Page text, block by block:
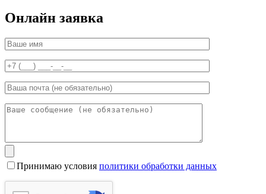
Онлайн заявка
Принимаю условия политики обработки данных